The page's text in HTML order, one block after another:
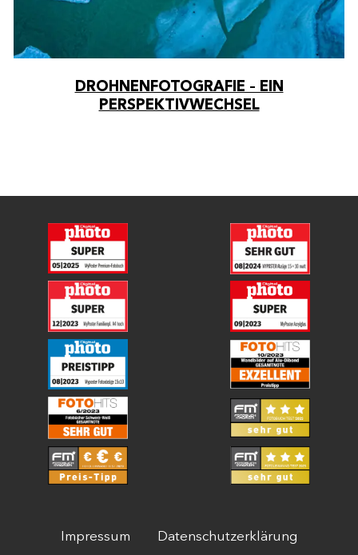
DROHNENFOTOGRAFIE – EIN
PERSPEKTIVWECHSEL
Impressum Datenschutzerklärung